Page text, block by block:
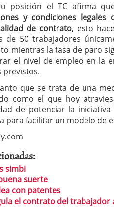
posición el TC afirma
y condiciones
de contrato, esto
de 50 trabajadores
mientras la tasa de paro
el nivel de empleo en la
previstos.
que se trata de una
como el que hoy
de potenciar la
para facilitar un modelo de
simbi
suerte
con patentes
el contrato del